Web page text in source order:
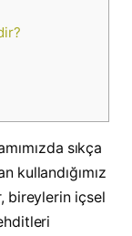
sıkça
kullandığımız
bireylerin içsel